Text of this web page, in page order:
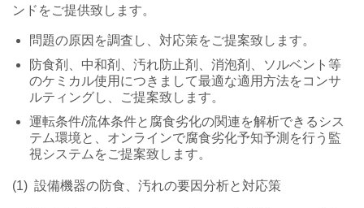
ンドをご提供致します。
問題の原因を調査し、対応策をご提案致します。
防食剤、中和剤、汚れ防止剤、消泡剤、ソルベント等
のケミカル使用につきまして最適な適用方法をコンサ
ルティングし、ご提案致します。
運転条件/流体条件と腐食劣化の関連を解析できるシス
テム環境と、オンラインで腐食劣化予知予測を行う監
視システムをご提案致します。
(1) 設備機器の防食、汚れの要因分析と対応策